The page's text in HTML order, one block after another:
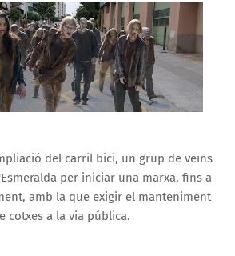
del carril bici, un grup de veïns
per iniciar una marxa, fins a
amb la que exigir el manteniment
cotxes a la via pública.